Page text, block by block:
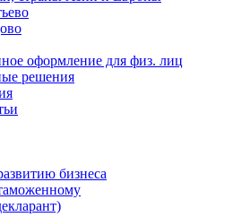
оформление для физ. лиц
решения
бизнеса